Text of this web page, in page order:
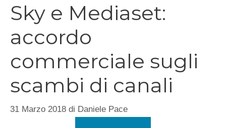
Sky e Mediaset:
accordo
commerciale sugli
scambi di canali
31 Marzo 2018 di Daniele Pace